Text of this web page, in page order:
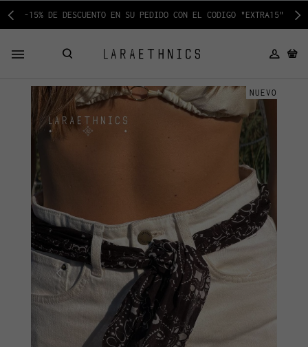
-15% DE DESCUENTO EN SU PEDIDO CON EL CODIGO "EXTRA15"
NUEVO